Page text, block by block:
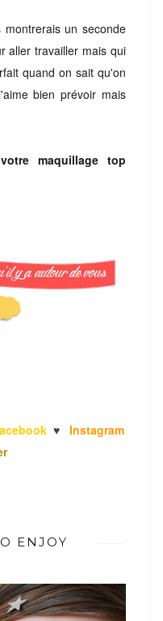
un seconde
aller travailler mais qui
quand on sait qu'on
bien prévoir mais
maquillage top
♥ Instagram
ENJOY